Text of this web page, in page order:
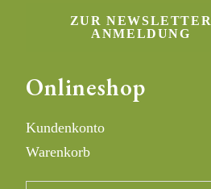
ZUR NEWSLETTER
ANMELDUNG
Onlineshop
Kundenkonto
Warenkorb